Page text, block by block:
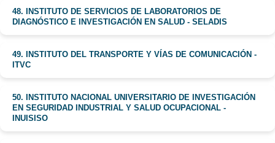
48. INSTITUTO DE SERVICIOS DE LABORATORIOS DE
DIAGNÓSTICO E INVESTIGACIÓN EN SALUD - SELADIS
49. INSTITUTO DEL TRANSPORTE Y VÍAS DE COMUNICACIÓN -
ITVC
50. INSTITUTO NACIONAL UNIVERSITARIO DE INVESTIGACIÓN
EN SEGURIDAD INDUSTRIAL Y SALUD OCUPACIONAL -
INUISISO